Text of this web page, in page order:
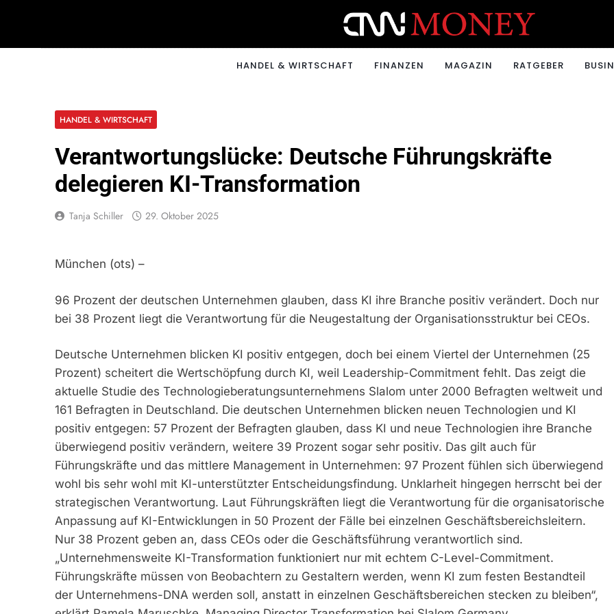
CNNMONEY.CH
HANDEL & WIRTSCHAFT FINANZEN MAGAZIN RATGEBER
HANDEL & WIRTSCHAFT
Verantwortungslücke: Deutsche Führungskräfte
delegieren KI-Transformation
Tanja Schiller 29. Oktober 2025
München (ots) –
96 Prozent der deutschen Unternehmen glauben, dass KI ihre Branche positiv verändert. Doch nur
bei 38 Prozent liegt die Verantwortung für die Neugestaltung der Organisationsstruktur bei CEOs.
Deutsche Unternehmen blicken KI positiv entgegen, doch bei einem Viertel der Unternehmen (25
Prozent) scheitert die Wertschöpfung durch KI, weil Leadership-Commitment fehlt. Das zeigt die
aktuelle Studie des Technologieberatungsunternehmens Slalom unter 2000 Befragten weltweit und
161 Befragten in Deutschland. Die deutschen Unternehmen blicken neuen Technologien und KI
positiv entgegen: 57 Prozent der Befragten glauben, dass KI und neue Technologien ihre Branche
überwiegend positiv verändern, weitere 39 Prozent sogar sehr positiv. Das gilt auch für
Führungskräfte und das mittlere Management in Unternehmen: 97 Prozent fühlen sich überwiegend
wohl bis sehr wohl mit KI-unterstützter Entscheidungsfindung. Unklarheit hingegen herrscht bei der
strategischen Verantwortung. Laut Führungskräften liegt die Verantwortung für die organisatorische
Anpassung auf KI-Entwicklungen in 50 Prozent der Fälle bei einzelnen Geschäftsbereichsleitern.
Nur 38 Prozent geben an, dass CEOs oder die Geschäftsführung verantwortlich sind.
„Unternehmensweite KI-Transformation funktioniert nur mit echtem C-Level-Commitment.
Führungskräfte müssen von Beobachtern zu Gestaltern werden, wenn KI zum festen Bestandteil
der Unternehmens-DNA werden soll, anstatt in einzelnen Geschäftsbereichen stecken zu bleiben“,